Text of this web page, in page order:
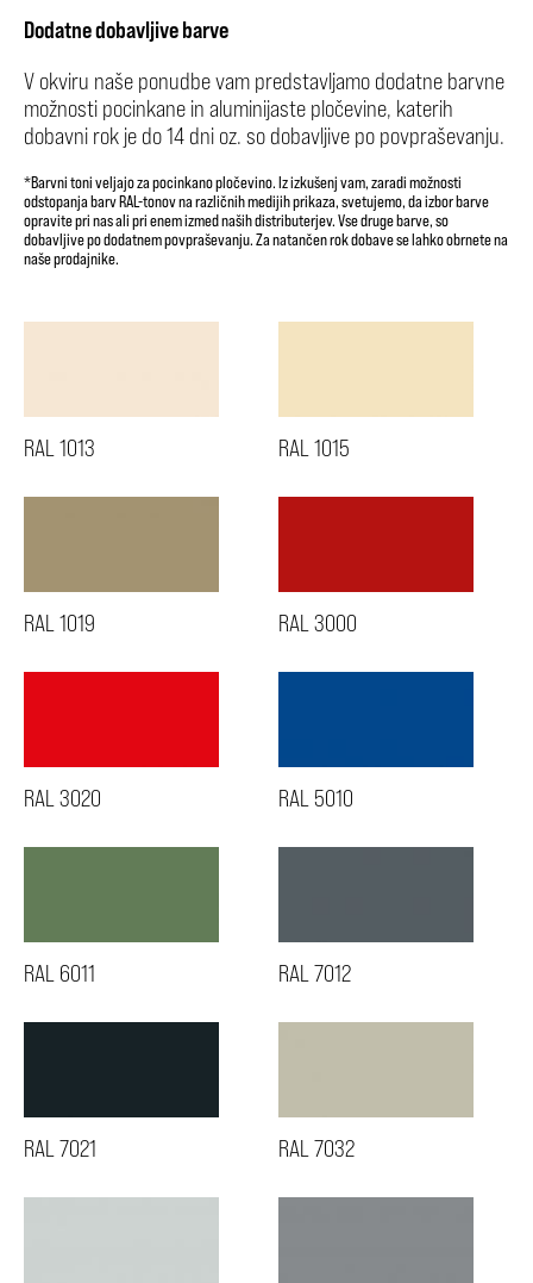
Dodatne dobavljive barve
V okviru naše ponudbe vam predstavljamo dodatne barvne
možnosti pocinkane in aluminijaste pločevine, katerih
dobavni rok je do 14 dni oz. so dobavljive po povpraševanju.
*Barvni toni veljajo za pocinkano pločevino. Iz izkušenj vam, zaradi možnosti
odstopanja barv RAL-tonov na različnih medijih prikaza, svetujemo, da izbor barve
opravite pri nas ali pri enem izmed naših distributerjev. Vse druge barve, so
dobavljive po dodatnem povpraševanju. Za natančen rok dobave se lahko obrnete na
naše prodajnike.
RAL 1013 RAL 1015
RAL 1019 RAL 3000
RAL 3020 RAL 5010
RAL 6011 RAL 7012
RAL 7021 RAL 7032